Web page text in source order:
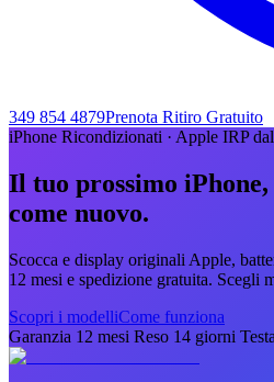
349 854 4879Prenota Ritiro Gratuito
iPhone Ricondizionati · Apple IRP
Il tuo prossimo iPhone,
come nuovo.
Scocca e display originali Apple,
12 mesi e spedizione gratuita. Scegli
Scopri i modelliCome funziona
Garanzia 12 mesi Reso 14 giorni